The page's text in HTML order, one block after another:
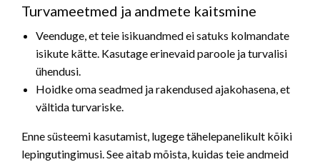
Turvameetmed ja andmete kaitsmine
Veenduge, et teie isikuandmed ei satuks kolmandate
isikute kätte. Kasutage erinevaid paroole ja turvalisi
ühendusi.
Hoidke oma seadmed ja rakendused ajakohasena, et
vältida turvariske.
Enne süsteemi kasutamist, lugege tähelepanelikult kõiki
lepingutingimusi. See aitab mõista, kuidas teie andmeid